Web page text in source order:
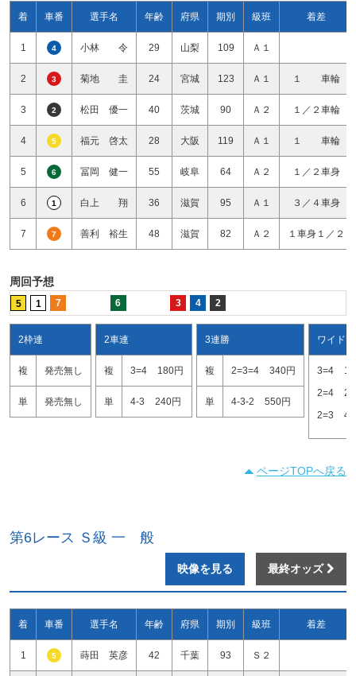
着 車番 選手名 年齢 府県 期別 級班 着差
1 4 小林 令 29 山梨 109 Ａ１
2 3 菊地 圭 24 宮城 123 Ａ１ １ 車輪
3 2 松田 優一 40 茨城 90 Ａ２ １／２車輪
4 5 福元 啓太 28 大阪 119 Ａ１ １ 車輪
5 6 冨岡 健一 55 岐阜 64 Ａ２ １／２車身
6 1 白上 翔 36 滋賀 95 Ａ１ ３／４車身
7 7 善利 裕生 48 滋賀 82 Ａ２ １車身１／２
周回予想
5 1 7 6 3 4 2
2枠連
複 発売無し
単 発売無し
2車連
複 3=4 180円
単 4-3 240円
3連勝
複 2=3=4 340円
単 4-3-2 550円
ワイド
3=4
2=4
2=3
ページTOPへ戻る
第6レース Ｓ級 一 般
映像を見る 最終オッズ
着 車番 選手名 年齢 府県 期別 級班 着差
1 5 蒔田 英彦 42 千葉 93 Ｓ２